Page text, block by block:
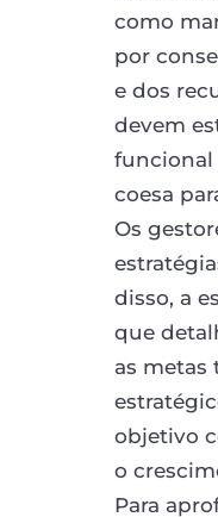
como
por
e dos
devem
funcional
coesa
Os
disso, a
que
as metas
objetivo
o
Para